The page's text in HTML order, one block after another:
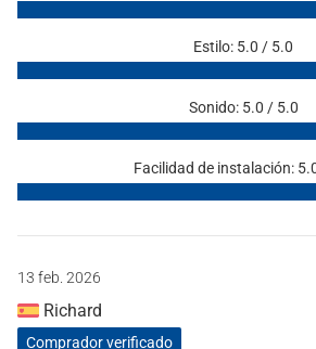
Estilo: 5.0 / 5.0
Sonido: 5.0 / 5.0
Facilidad de instalación:
13 feb. 2026
Richard
Comprador verificado